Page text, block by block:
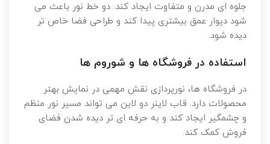
جلوه ای مدرن و متفاوت ایجاد کند. دو خط نور باعث می
شود دیوار عمق بیشتری پیدا کند و طراحی فضا خاص تر
دیده شود.
استفاده در فروشگاه ها و شوروم ها
در فروشگاه ها، نورپردازی نقش مهمی در نمایش بهتر
محصولات دارد. قاب لاینر دو لاین می تواند مسیر نور منظم
و چشمگیر ایجاد کند و به حرفه ای تر دیده شدن فضای
فروش کمک کند.